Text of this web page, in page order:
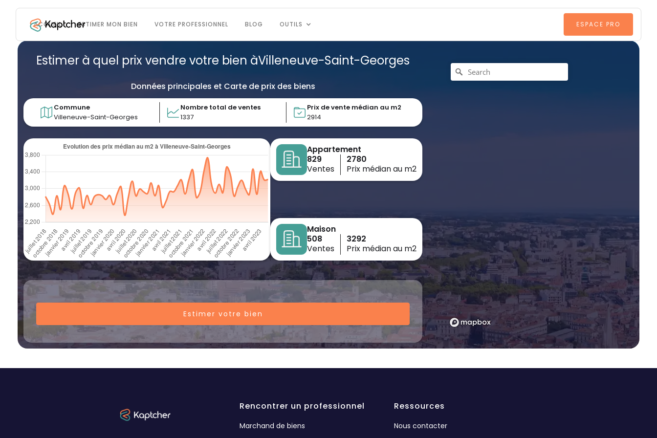
ACCUEIL ESTIMER MON BIEN VOTRE PROFESSIONNEL BLOG OUTILS ESPACE PRO
Estimer à quel prix vendre votre bien àVilleneuve-Saint-Georges
Données principales et Carte de prix des biens
Commune
Villeneuve-Saint-Georges
Nombre total de ventes
1337
Prix de vente médian au m2
2914
Appartement
829
Ventes
2780
Prix médian au m2
Maison
508
Ventes
3292
Prix médian au m2
Estimer votre bien
Rencontrer un professionnel
Marchand de biens
Ressources
Nous contacter